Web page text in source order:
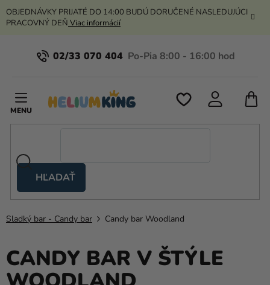
Prejsť
na
OBJEDNÁVKY PRIJATÉ DO 14:00 BUDÚ DORUČENÉ NASLEDUJÚCI
PRACOVNÝ DEŇ Viac informácií
02/33 070 404
HĽADAŤ
stany
Kanekalon
Hélium
a
balóny
Sladký bar - Candy bar Candy bar Woodland
CANDY BAR V ŠTÝLE